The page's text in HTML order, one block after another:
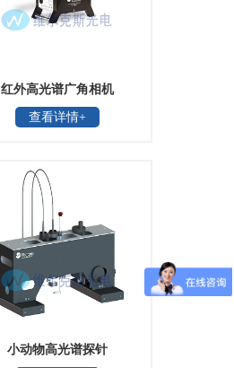
红外高光谱广角相机
查看详情+
小动物高光谱探针